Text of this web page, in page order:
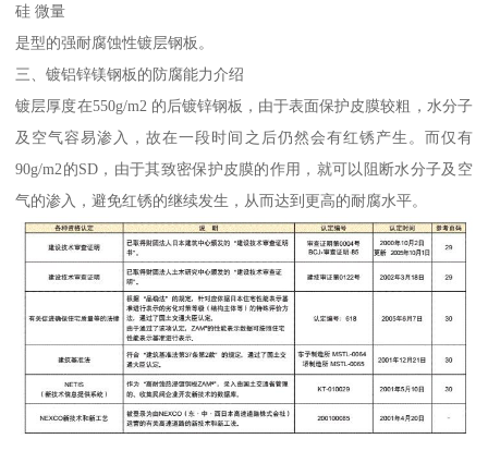
硅 微量
是型的强耐腐蚀性镀层钢板。
三、镀铝锌镁钢板的防腐能力介绍
镀层厚度在550g/m2 的后镀锌钢板，由于表面保护皮膜较粗，水分子
及空气容易渗入，故在一段时间之后仍然会有红锈产生。而仅有
90g/m2的SD，由于其致密保护皮膜的作用，就可以阻断水分子及空
气的渗入，避免红锈的继续发生，从而达到更高的耐腐水平。